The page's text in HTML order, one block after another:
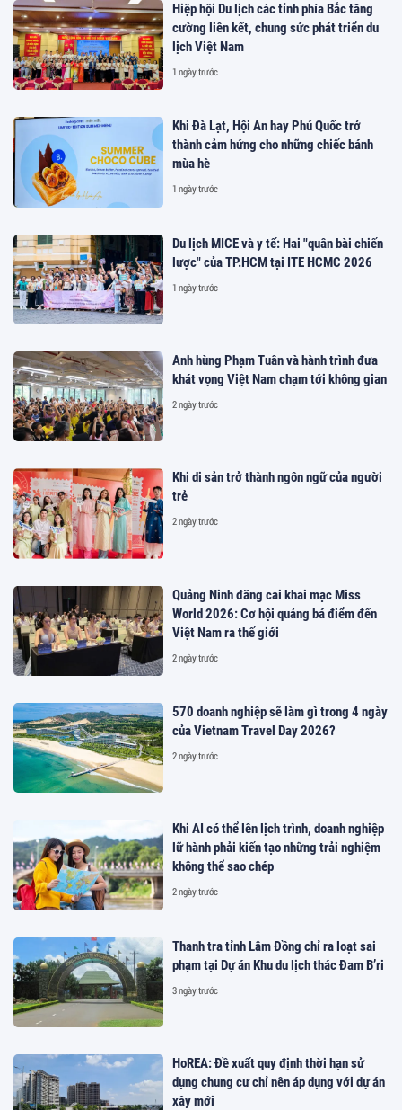
Hiệp hội Du lịch các tỉnh phía Bắc tăng
cường liên kết, chung sức phát triển du
lịch Việt Nam
1 ngày trước
Khi Đà Lạt, Hội An hay Phú Quốc trở
thành cảm hứng cho những chiếc bánh
mùa hè
1 ngày trước
Du lịch MICE và y tế: Hai "quân bài chiến
lược" của TP.HCM tại ITE HCMC 2026
1 ngày trước
Anh hùng Phạm Tuân và hành trình đưa
khát vọng Việt Nam chạm tới không gian
2 ngày trước
Khi di sản trở thành ngôn ngữ của người
trẻ
2 ngày trước
Quảng Ninh đăng cai khai mạc Miss
World 2026: Cơ hội quảng bá điểm đến
Việt Nam ra thế giới
2 ngày trước
570 doanh nghiệp sẽ làm gì trong 4 ngày
của Vietnam Travel Day 2026?
2 ngày trước
Khi AI có thể lên lịch trình, doanh nghiệp
lữ hành phải kiến tạo những trải nghiệm
không thể sao chép
2 ngày trước
Thanh tra tỉnh Lâm Đồng chỉ ra loạt sai
phạm tại Dự án Khu du lịch thác Đam B’ri
3 ngày trước
HoREA: Đề xuất quy định thời hạn sử
dụng chung cư chỉ nên áp dụng với dự án
xây mới